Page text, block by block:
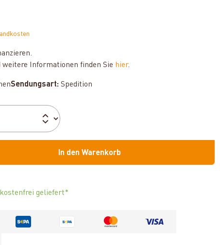
weitere Informationen finden Sie hier.
Sendungsart: Spedition
In den Warenkorb
geliefert*